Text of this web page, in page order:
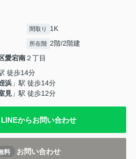
間取り 1K
所在階 2階/2階建
愛宕南２丁目
徒歩14分
浜 」駅 徒歩14分
見 」駅 徒歩12分
LINEからお問い合わせ
料 お問い合わせ